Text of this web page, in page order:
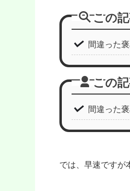
この
間違った
この
間違った
では、早速ですが